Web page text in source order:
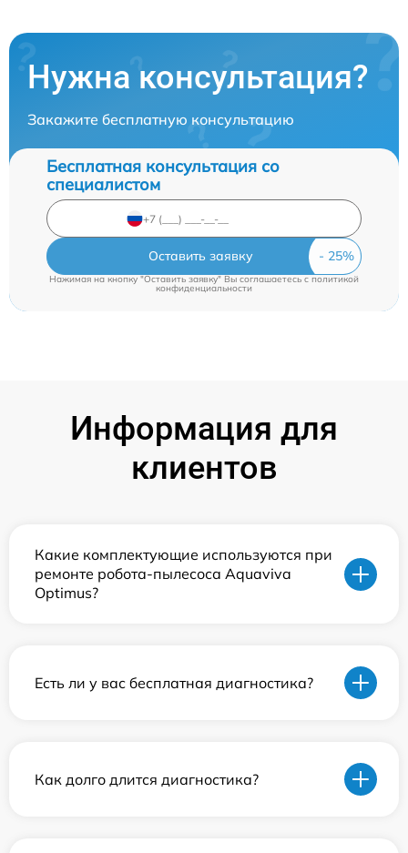
Нужна консультация?
Закажите бесплатную консультацию
Бесплатная консультация со
специалистом
Оставить заявку
Нажимая на кнопку "Оставить заявку" Вы соглашаетесь c политикой
конфиденциальности
Информация для
клиентов
Какие комплектующие используются при
ремонте робота-пылесоса Aquaviva
Optimus?
Есть ли у вас бесплатная диагностика?
Как долго длится диагностика?